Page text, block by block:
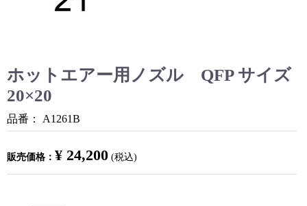
ホットエアー用ノズル QFP サイズ
20×20
品番： A1261B
販売価格： ¥ 24,200 (税込)